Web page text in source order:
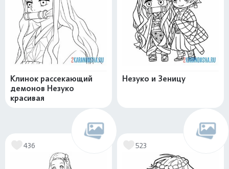
Клинок рассекающий
демонов Незуко
красивая
Незуко и Зеницу
436 523